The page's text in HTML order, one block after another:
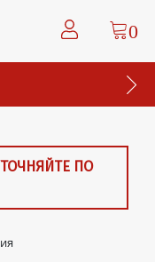
0
ПО